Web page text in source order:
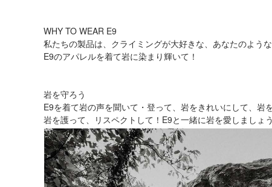
WHY TO WEAR E9
私たちの製品は、クライミングが大好きな、あなたのよう
E9のアパレルを着て岩に染まり輝いて！
岩を守ろう
E9を着て岩の声を聞いて・登って、岩をきれいにして、岩
岩を護って、リスペクトして！E9と一緒に岩を愛しましょ